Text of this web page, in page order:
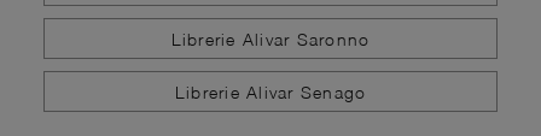
Librerie Alivar Saronno
Librerie Alivar Senago